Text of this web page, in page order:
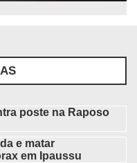
poste na Raposo
e matar
em Ipaussu